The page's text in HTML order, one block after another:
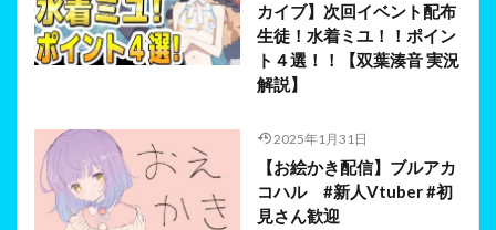
カイブ】次回イベント配布
生徒！水着ミユ！！ポイン
ト４選！！【双葉湊音 実況
解説】
2025年1月31日
【お絵かき配信】ブルアカ
コハル #新人Vtuber #初
見さん歓迎